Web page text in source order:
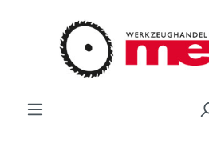
Zum Hauptinhalt springen